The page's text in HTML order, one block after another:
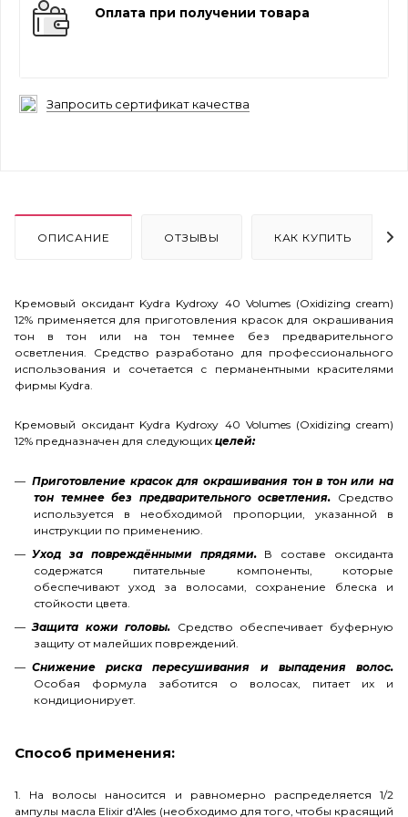
Оплата при получении товара
Запросить сертификат качества
ОПИСАНИЕ ОТЗЫВЫ КАК КУПИТЬ
Кремовый оксидант Kydra Kydroxy 40 Volumes (Oxidizing cream)
12% применяется для приготовления красок для окрашивания
тон в тон или на тон темнее без предварительного
осветления. Средство разработано для профессионального
использования и сочетается с перманентными красителями
фирмы Kydra.
Кремовый оксидант Kydra Kydroxy 40 Volumes (Oxidizing cream)
12% предназначен для следующих целей:
Приготовление красок для окрашивания тон в тон или на
тон темнее без предварительного осветления. Средство
используется в необходимой пропорции, указанной в
инструкции по применению.
Уход за повреждёнными прядями.В составе оксиданта
содержатся питательные компоненты, которые
обеспечивают уход за волосами, сохранение блеска и
стойкости цвета.
Защита кожи головы. Средство обеспечивает буферную
защиту от малейших повреждений.
Снижение риска пересушивания и выпадения волос.
Особая формула заботится о волосах, питает их и
кондиционирует.
Способ применения:
1. На волосы наносится и равномерно распределяется 1/2
ампулы масла Elixir d'Ales (необходимо для того, чтобы красящий